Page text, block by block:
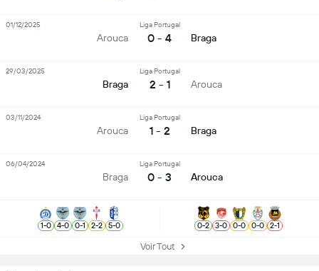
Arouca
Liga Portugal
0 - 4 Braga
01/12/2025
Braga
Liga Portugal
2 - 1 Arouca
29/03/2025
Arouca
Liga Portugal
1 - 2 Braga
03/11/2024
Braga
Liga Portugal
0 - 3 Arouca
06/04/2024
1-0 4-0 0-1 2-2 5-0 0-2 3-0 0-0 0-0 2-1
Voir Tout